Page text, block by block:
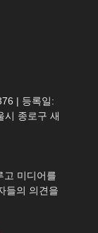
| 등록일:
시 종로구 새
고 미디어를
들의 의견을